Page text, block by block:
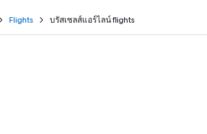
Flights บรัสเซลส์แอร์ไลน์ flights